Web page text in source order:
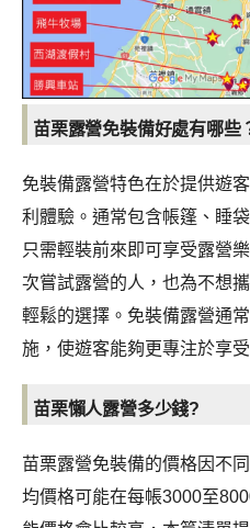
苗栗露營免裝備好處有哪些
免裝備露營特色在於提供遊
利體驗。通常包含帳篷、睡
只需輕裝前來即可享受露營
次嘗試露營的人，也為不想
輕鬆的選擇。免裝備露營通
施，使遊客能夠更專注於享
苗栗懶人露營多少錢?
苗栗露營免裝備的價格因不
均價格可能在每帳3000至